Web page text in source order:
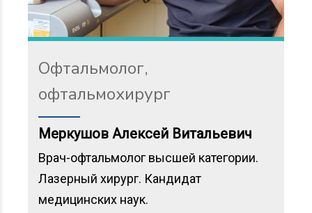
Офтальмолог,
офтальмохирург
Меркушов Алексей Витальевич
Врач-офтальмолог высшей категории.
Лазерный хирург. Кандидат
медицинских наук.